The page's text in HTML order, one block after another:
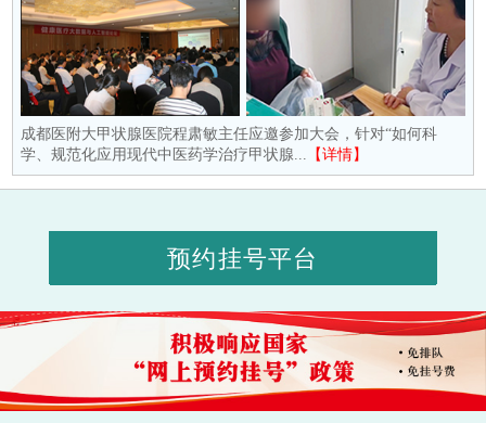
成都医附大甲状腺医院程肃敏主任应邀参加大会，针对“如何科
学、规范化应用现代中医药学治疗甲状腺... 【详情】
预约挂号平台